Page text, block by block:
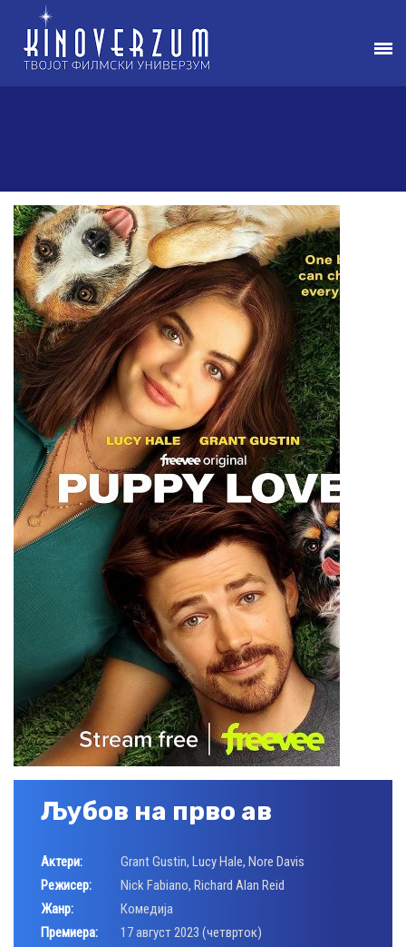
Љубов на прво ав
Актери: Grant Gustin, Lucy Hale, Nore Davis
Режисер:
Nick Fabiano, Richard Alan Reid
Жанр:
Комедија
Премиера:
17 август 2023 (четврток)